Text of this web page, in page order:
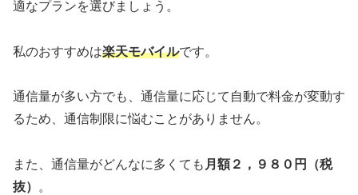
適なプランを選びましょう。
私のおすすめは楽天モバイルです。
通信量が多い方でも、通信量に応じて自動で料金が変動す
るため、通信制限に悩むことがありません。
また、通信量がどんなに多くても 月額２，９８０円（税
抜）
。